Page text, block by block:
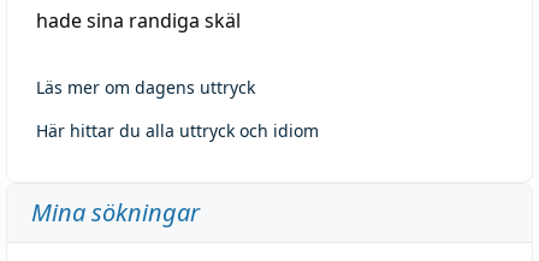
hade sina randiga skäl
Läs mer om dagens uttryck
Här hittar du alla uttryck och idiom
Mina sökningar